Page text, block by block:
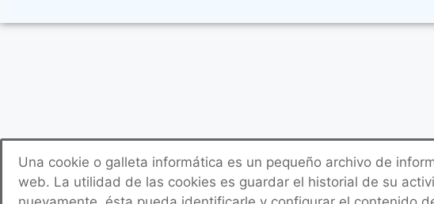
Una cookie o galleta informática es un pequeño archivo de
web. La utilidad de las cookies es guardar el historial de su